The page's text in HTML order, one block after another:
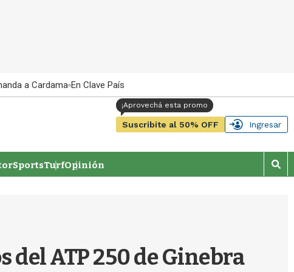
a Cardama En Clave País
Suscribite al 50% OFF Ingresar
TurfOpinión
M
o
ATP 250 de Ginebra